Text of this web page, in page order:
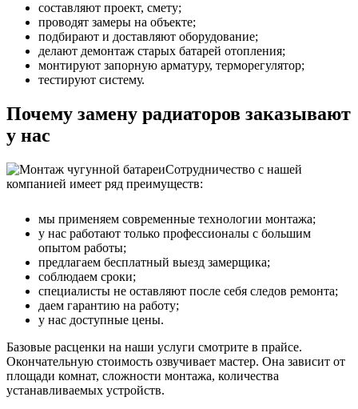
составляют проект, смету;
проводят замеры на объекте;
подбирают и доставляют оборудование;
делают демонтаж старых батарей отопления;
монтируют запорную арматуру, терморегулятор;
тестируют систему.
Почему замену радиаторов заказывают
у нас
Сотрудничество с нашей
компанией имеет ряд преимуществ:
мы применяем современные технологии монтажа;
у нас работают только профессионалы с большим
опытом работы;
предлагаем бесплатный выезд замерщика;
соблюдаем сроки;
специалисты не оставляют после себя следов ремонта;
даем гарантию на работу;
у нас доступные цены.
Базовые расценки на наши услуги смотрите в прайсе.
Окончательную стоимость озвучивает мастер. Она зависит от
площади комнат, сложности монтажа, количества
устанавливаемых устройств.